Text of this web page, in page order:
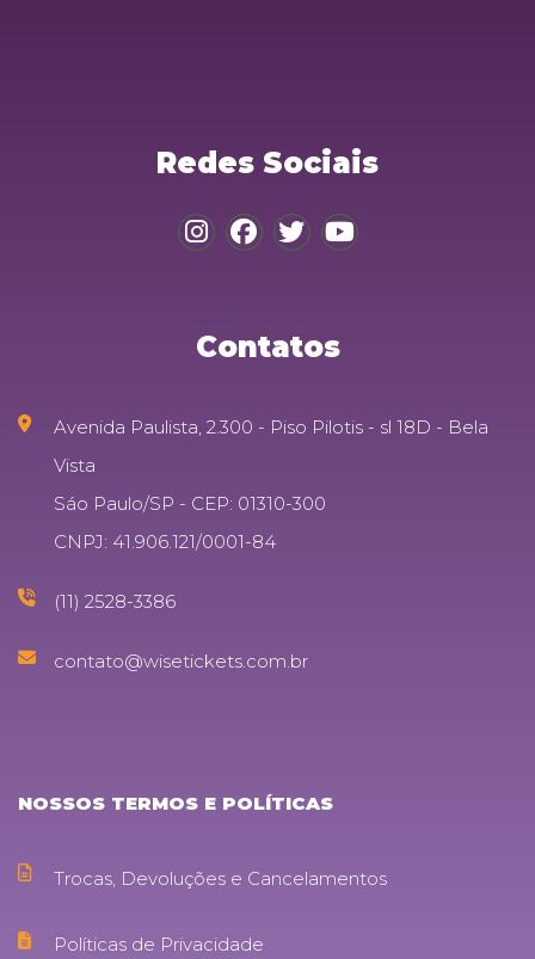
Redes Sociais
Contatos
Avenida Paulista, 2.300 - Piso Pilotis - sl 18D - Bela
Vista
Sáo Paulo/SP - CEP: 01310-300
CNPJ: 41.906.121/0001-84
(11) 2528-3386
contato@wisetickets.com.br
NOSSOS TERMOS E POLÍTICAS
Trocas, Devoluções e Cancelamentos
Políticas de Privacidade